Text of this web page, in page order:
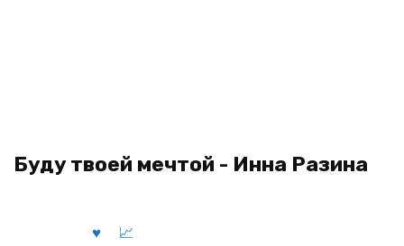
Буду твоей мечтой - Инна Разина